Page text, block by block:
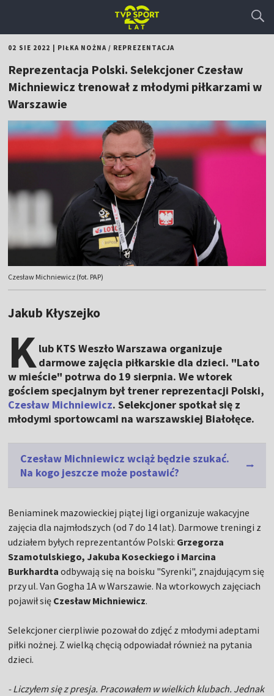
02 SIE 2022 PIŁKA NOŻNA/ REPREZENTACJA
Reprezentacja Polski. Selekcjoner Czesław
Michniewicz trenował z młodymi piłkarzami w
Warszawie
Czesław Michniewicz (fot. PAP)
Jakub Kłyszejko
Klub KTS Weszło Warszawa organizuje
darmowe zajęcia piłkarskie dla dzieci. "Lato
w mieście" potrwa do 19 sierpnia. We wtorek
gościem specjalnym był trener reprezentacji Polski,
Czesław Michniewicz. Selekcjoner spotkał się z
młodymi sportowcami na warszawskiej Białołęce.
Czesław Michniewicz wciąż będzie szukać.
Na kogo jeszcze może postawić?
Beniaminek mazowieckiej piątej ligi organizuje wakacyjne
zajęcia dla najmłodszych (od 7 do 14 lat). Darmowe treningi z
udziałem byłych reprezentantów Polski: Grzegorza
Szamotulskiego, Jakuba Koseckiego i Marcina
Burkhardta odbywają się na boisku "Syrenki", znajdującym się
przy ul. Van Gogha 1A w Warszawie. Na wtorkowych zajęciach
pojawił się Czesław Michniewicz.
Selekcjoner cierpliwie pozował do zdjęć z młodymi adeptami
piłki nożnej. Z wielką chęcią odpowiadał również na pytania
dzieci.
- Liczyłem się z presja. Pracowałem w wielkich klubach. Jednak